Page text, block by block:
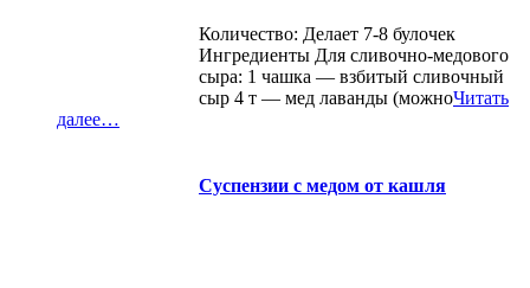
Количество: Делает 7-8 булочек
Ингредиенты Для сливочно-медового
сыра: 1 чашка — взбитый сливочный
сыр 4 т — мед лаванды (можноЧитать
далее…
Суспензии с медом от кашля